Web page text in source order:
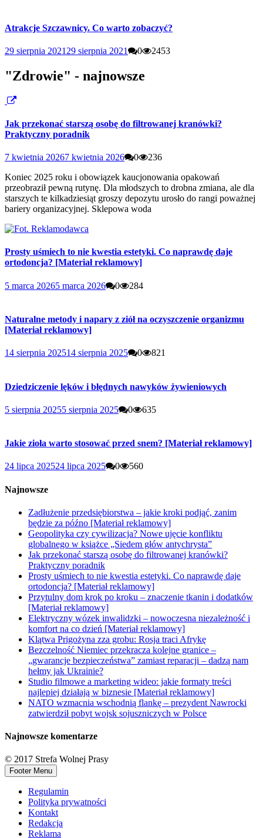
Atrakcje Szczawnicy. Co warto zobaczyć?
29 sierpnia 2021 29 sierpnia 2021 0 2453
"Zdrowie" - najnowsze
Jak przekonać starszą osobę do filtrowanej kranówki?
Praktyczny poradnik
7 kwietnia 20267 kwietnia 2026 0
236
Koniec 2025 roku i obowiązek kaucjonowania opakowań
przeobraził pewną rutynę. Dla młodszych to drobna zmiana, ale dla
starszych te kilkadziesiąt groszy depozytu urosło do rangi poważnej
bariery organizacyjnej. Sklepowa woda
Prosty uśmiech to nie kwestia estetyki. Co naprawdę daje
ortodoncja? [Materiał reklamowy]
5 marca 20265 marca 2026 0 284
Naturalne metody i napary z ziół na oczyszczenie organizmu
[Materiał reklamowy]
14 sierpnia 202514 sierpnia 2025 0 821
Dziedziczenie lęków i błędnych nawyków żywieniowych
5 sierpnia 20255 sierpnia 2025 0 635
Jakie zioła warto stosować przed snem? [Materiał reklamowy]
24 lipca 202524 lipca 2025 0 560
Najnowsze
Zadłużenie przedsiębiorstwa – jakie kroki podjąć, zanim
będzie za późno [Materiał reklamowy]
Geopolityka czy cywilizacja? Nowe ujęcie konfliktu
globalnego w książce „Siedem głów antychrysta”
Jak przekonać starszą osobę do filtrowanej kranówki?
Praktyczny poradnik
Prosty uśmiech to nie kwestia estetyki. Co naprawdę daje
ortodoncja? [Materiał reklamowy]
Przytulny dom krok po kroku – znaczenie tkanin i dodatków
[Materiał reklamowy]
Elektryczny wózek inwalidzki – nowoczesna niezależność i
komfort na co dzień [Materiał reklamowy]
Klątwa Prigożyna zza grobu: Rosja traci Afrykę
Bezczelność Niemiec przekracza kolejne granice –
„gwarancje bezpieczeństwa” zamiast reparacji – dadzą nam
hełmy jak Ukrainie?
Studio filmowe a marketing wideo: jakie formaty treści
najlepiej działają w biznesie [Materiał reklamowy]
NATO wzmacnia wschodnią flankę – prezydent Nawrocki
zatwierdził pobyt wojsk sojuszniczych w Polsce
Najnowsze komentarze
© 2017 Strefa Wolnej Prasy
Footer Menu
Regulamin
Polityka prywatności
Kontakt
Redakcja
Reklama